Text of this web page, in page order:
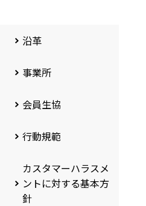
沿革
事業所
会員生協
行動規範
カスタマーハラスメ
ントに対する基本方
針